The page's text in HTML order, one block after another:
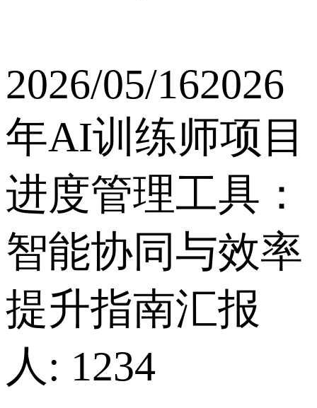
2026/05/162026
年AI训练师项目
进度管理工具：
智能协同与效率
提升指南汇报
人: 1234